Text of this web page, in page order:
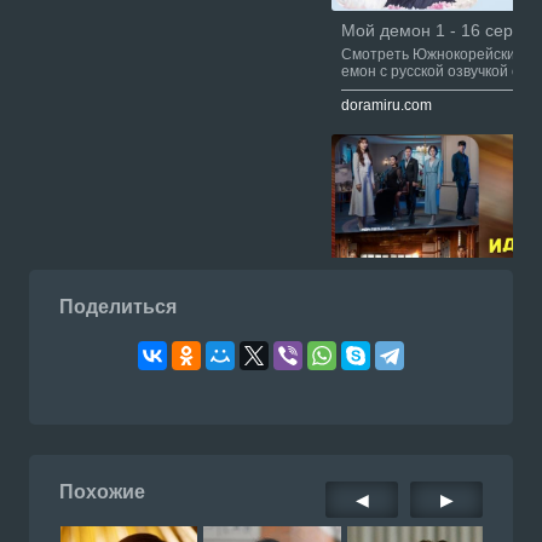
Мой демон 1 - 16 серии
Смотреть Южнокорейский
емон с русской озвучкой
u.com
doramiru.com
Суть идеального брака
Смотреть Южнокорейский
Поделиться
Похожие ◀ ▶